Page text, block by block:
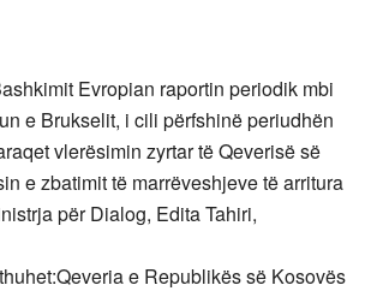
Evropian raportin periodik mbi
e Brukselit, i cili përfshinë periudhën
vlerësimin zyrtar të Qeverisë së
e zbatimit të marrëveshjeve të arritura
për Dialog, Edita Tahiri,
e Republikës së Kosovës